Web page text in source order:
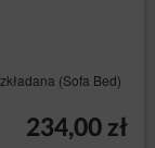
do
na danej stronie.
Gościach/
reklamową
(Sofa Bed)
234,00 zł